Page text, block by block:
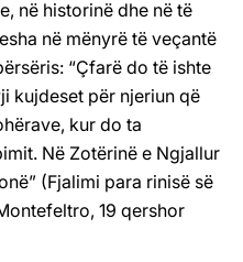
në historinë dhe në të
në mënyrë të veçantë
“Çfarë do të ishte
kujdeset për njeriun që
kur do ta
Në Zotërinë e Ngjallur
(Fjalimi para rinisë së
19 qershor